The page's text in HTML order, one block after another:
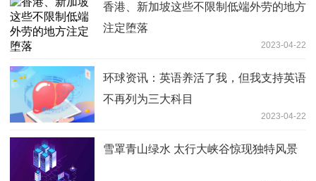
香港、新加坡这些不限制低端外劳的地方
注定堕落
2023-04-22
环球资讯：英语养活了我，但我支持英语
不再列为三大科目
2023-04-22
雪罩青山绿水 太行大峡谷惊现独特风景